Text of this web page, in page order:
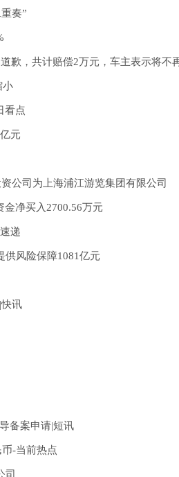
奏”
歉，共计赔偿2万元，车主表示将不
小
看点
元
公司为上海浦江游览集团有限公司
净买入2700.56万元
递
供风险保障1081亿元
讯
备案申请|短讯
-当前热点
司